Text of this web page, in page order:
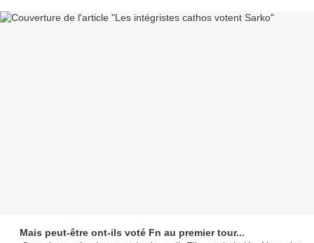
Mais peut-être ont-ils voté Fn au premier tour...